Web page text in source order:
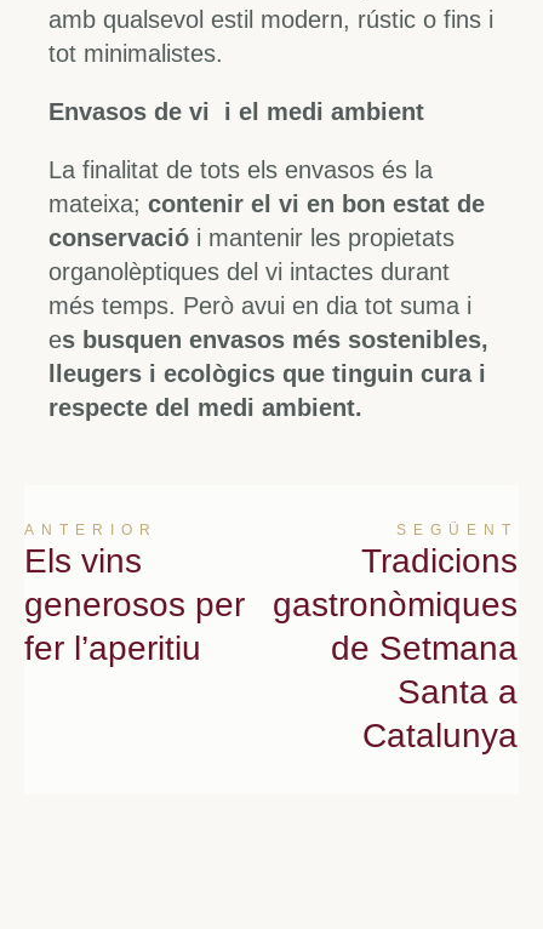
amb qualsevol estil modern, rústic o fins i
tot minimalistes.
Envasos de vi i el medi ambient
La finalitat de tots els envasos és la
mateixa; contenir el vi en bon estat de
conservació i mantenir les propietats
organolèptiques del vi intactes durant
més temps. Però avui en dia tot suma i
es busquen envasos més sostenibles,
lleugers i ecològics que tinguin cura i
respecte del medi ambient.
ANTERIOR
Els vins
generosos per
fer l’aperitiu
SEGÜENT
Tradicions
gastronòmiques
de Setmana
Santa a
Catalunya